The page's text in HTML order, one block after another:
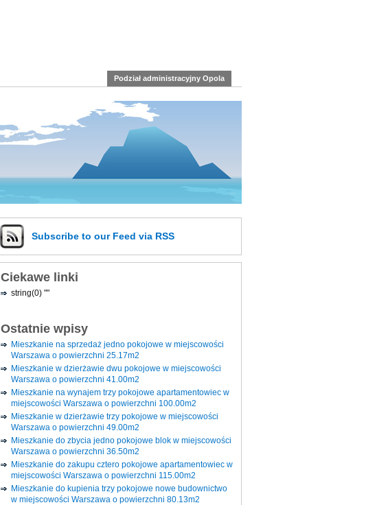
Podział administracyjny Opola
Subscribe to our Feed via RSS
Ciekawe linki
string(0) ""
Ostatnie wpisy
Mieszkanie na sprzedaż jedno pokojowe w miejscowości
Warszawa o powierzchni 25.17m2
Mieszkanie w dzierżawie dwu pokojowe w miejscowości
Warszawa o powierzchni 41.00m2
Mieszkanie na wynajem trzy pokojowe apartamentowiec w
miejscowości Warszawa o powierzchni 100.00m2
Mieszkanie w dzierżawie trzy pokojowe w miejscowości
Warszawa o powierzchni 49.00m2
Mieszkanie do zbycia jedno pokojowe blok w miejscowości
Warszawa o powierzchni 36.50m2
Mieszkanie do zakupu cztero pokojowe apartamentowiec w
miejscowości Warszawa o powierzchni 115.00m2
Mieszkanie do kupienia trzy pokojowe nowe budownictwo
w miejscowości Warszawa o powierzchni 80.13m2